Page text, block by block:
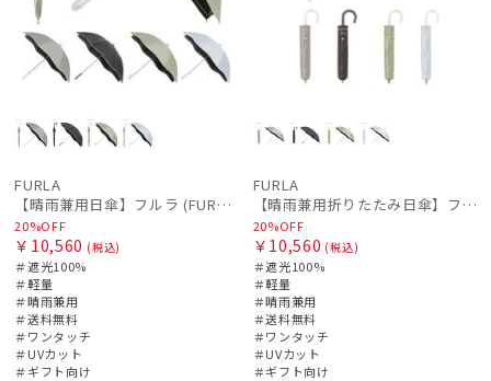
FURLA
【晴雨兼用日傘】フルラ (FURLA) ジッパー刺繍 遮光100 UV100 ジャンプ
20%OFF
￥10,560 (税込)
＃遮光100%
＃軽量
＃晴雨兼用
＃送料無料
＃ワンタッチ
＃UVカット
＃ギフト向け
FURLA
【晴雨兼用折りたたみ日傘】フルラ (FURLA) ジッパー刺繍 遮光100 UV100 簡単開閉 ジャンプ
20%OFF
￥10,560 (税込)
＃遮光100%
＃軽量
＃晴雨兼用
＃送料無料
＃ワンタッチ
＃UVカット
＃ギフト向け